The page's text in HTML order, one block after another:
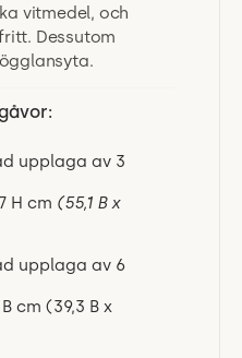
vitmedel, och
Dessutom
upplaga av 3
H cm (55,1 B x
upplaga av 6
cm (39,3 B x